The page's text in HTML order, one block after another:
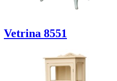
Vetrina 8551